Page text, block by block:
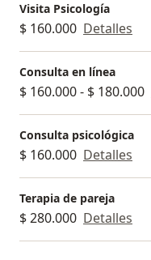
Visita Psicología
$ 160.000 Detalles
Consulta en línea
$ 160.000 - $ 180.000
Consulta psicológica
$ 160.000 Detalles
Terapia de pareja
$ 280.000 Detalles